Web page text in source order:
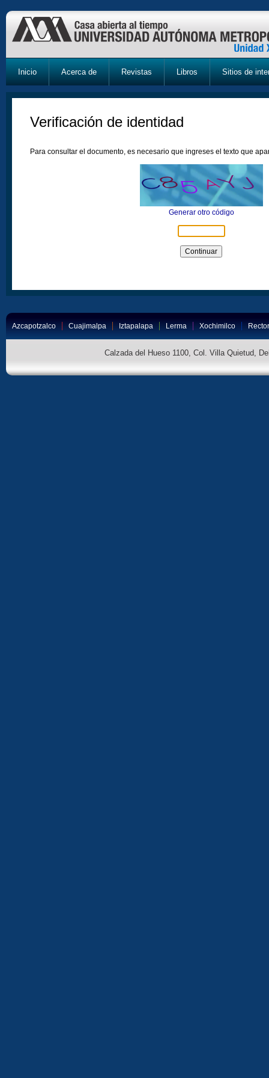
Inicio Acerca de Revistas Libros Sitios de
Verificación de identidad
Para consultar el documento, es necesario que ingreses el texto que
Generar otro código
Azcapotzalco Cuajimalpa Iztapalapa Lerma Xochimilco
Calzada del Hueso 1100, Col. Villa Quietud,